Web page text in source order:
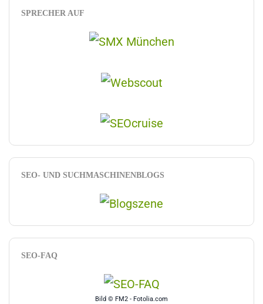
SPRECHER AUF
SEO- UND SUCHMASCHINENBLOGS
SEO-FAQ
Bild © FM2 - Fotolia.com